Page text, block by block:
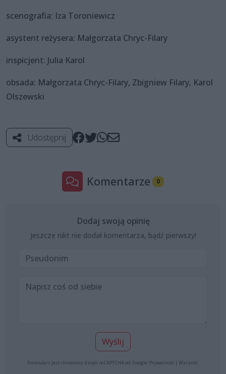
scenografia: Iza Toroniewicz
asystent reżysera: Małgorzata Chryc-Filary
inspicjent: Julia Karol
obsada: Małgorzata Chryc-Filary, Zbigniew Filary, Karol
Olszewski
Udostępnij
Komentarze 0
Dodaj swoją opinię
Jeszcze nikt nie dodał komentarza, bądź pierwszy!
Wyślij
Formularz jest chroniony dzięki reCAPTCHA od Google: Prywatność | Warunki